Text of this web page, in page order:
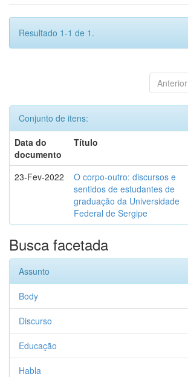
Resultado 1-1 de 1.
Anterior
Conjunto de itens:
Data do
documento
Título
23-Fev-2022
O corpo-outro: discursos e
sentidos de estudantes de
graduação da Universidade
Federal de Sergipe
Busca facetada
Assunto
Body
Discurso
Educação
Habla